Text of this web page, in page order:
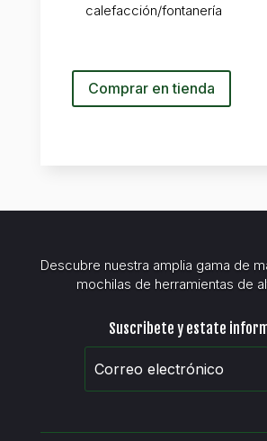
calefacción/fontanería
Сomprar en tienda
Descubre nuestra amplia gama de
mochilas de herramientas de
Suscribete y estate